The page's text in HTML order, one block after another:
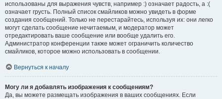
использованы для выражения чувств, например :) означает радость, а :(
означает грусть. Полный список смайликов можно увидеть в форме
создания сообщений. Только не перестарайтесь, используя их: они легко
могут сделать сообщение нечитаемым, и модератор может
отредактировать ваше сообщение или вообще удалить его.
Администратор конференции также может ограничить количество
смайликов, которое можно использовать в сообщении.
Вернуться к началу
Могу ли я добавлять изображения к сообщениям?
Да, вы можете размещать изображения в ваших сообщениях. Если